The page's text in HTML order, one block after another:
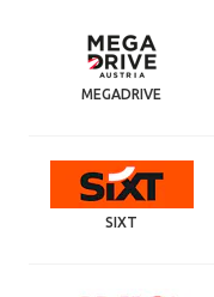
MEGADRIVE
SIXT